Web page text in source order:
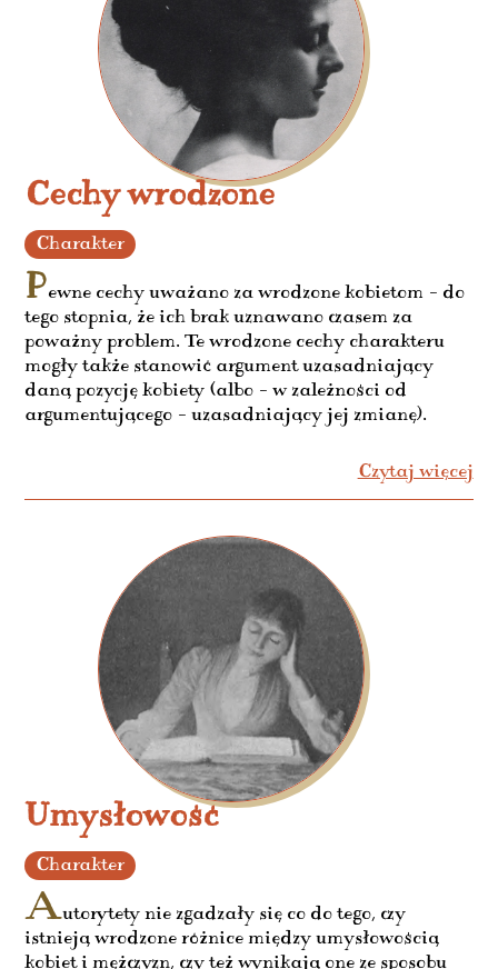
Cechy wrodzone
Charakter
Pewne cechy uważano za wrodzone kobietom – do
tego stopnia, że ich brak uznawano czasem za
poważny problem. Te wrodzone cechy charakteru
mogły także stanowić argument uzasadniający
daną pozycję kobiety (albo – w zależności od
argumentującego – uzasadniający jej zmianę).
Czytaj więcej
Umysłowość
Charakter
Autorytety nie zgadzały się co do tego, czy
istnieją wrodzone różnice między umysłowością
kobiet i mężczyzn, czy też wynikają one ze sposobu